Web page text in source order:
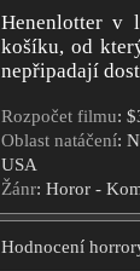
Henenlotter v
košíku, od
nepřipadají
Rozpočet filmu:
Oblast natáčení:
USA
Žánr: Horor -
Hodnocení